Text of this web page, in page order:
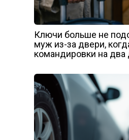
Ключи больше не
муж из-за двери,
командировки на два